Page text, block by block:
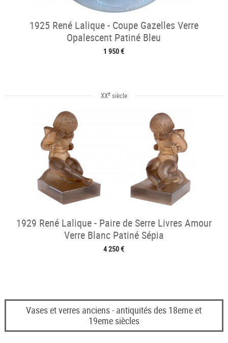
1925 René Lalique - Coupe Gazelles Verre
Opalescent Patiné Bleu
1 950 €
XXesiècle
1929 René Lalique - Paire de Serre Livres Amour
Verre Blanc Patiné Sépia
4 250 €
Vases et verres anciens - antiquités des 18eme et
19eme siècles